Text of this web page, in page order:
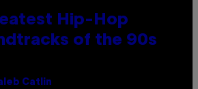
Hip-Hop
of the 90s
Catlin